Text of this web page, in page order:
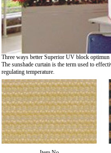
Three ways better Superior UV block optimun
The sunshade curtain is the term used to
regulating temperature.